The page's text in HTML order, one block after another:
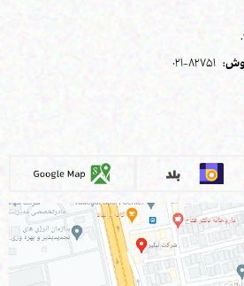
82751-021